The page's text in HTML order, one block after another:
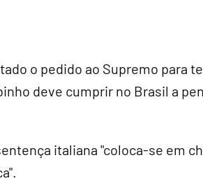
o pedido ao Supremo para
deve cumprir no Brasil a
italiana "coloca-se em